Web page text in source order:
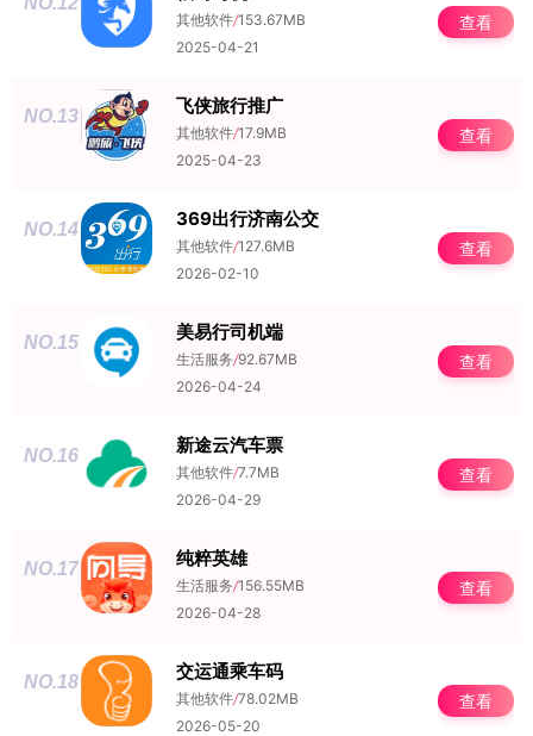
其他软件/153.67MB
2025-04-21
查看
NO.13 飞侠旅行推广
其他软件/17.9MB
2025-04-23
查看
NO.14 369出行济南公交
其他软件/127.6MB
2026-02-10
查看
NO.15 美易行司机端
生活服务/92.67MB
2026-04-24
查看
NO.16 新途云汽车票
其他软件/7.7MB
2026-04-29
查看
NO.17 纯粹英雄
生活服务/156.55MB
2026-04-28
查看
NO.18 交运通乘车码
其他软件/78.02MB
2026-05-20
查看